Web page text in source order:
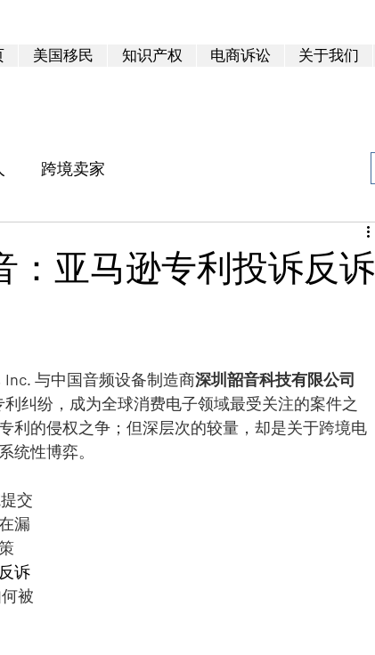
美国移民 知识产权 电商诉讼 关于我们
跨境卖家
：亚马逊专利投诉反诉
Inc. 与中国音频设备制造商深圳韶音科技有限公司
利纠纷，成为全球消费电子领域最受关注的案件之
利的侵权之争；但深层次的较量，却是关于跨境电
统性博弈。
交
漏
诉
被